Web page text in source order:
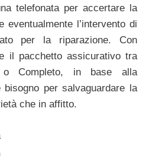
telefonata per accertare la
eventualmente l’intervento di
per la riparazione. Con
il pacchetto assicurativo tra
o Completo, in base alla
per salvaguardare la
che in affitto.